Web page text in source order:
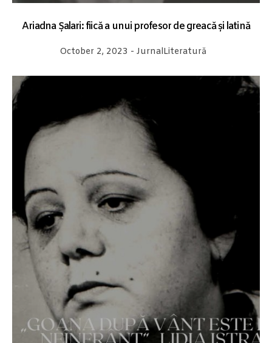
Ariadna Șalari: fiică a unui profesor de greacă și latină
October 2, 2023 - JurnalLiteratură